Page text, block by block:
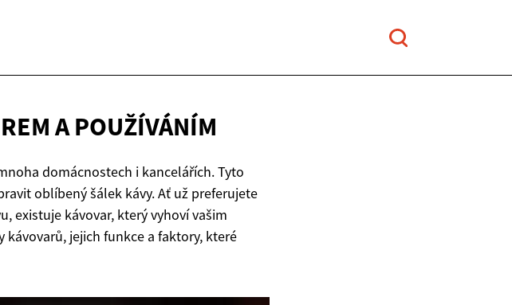
A POUŽÍVÁNÍM
domácnostech i kancelářích. Tyto
oblíbený šálek kávy. Ať už preferujete
existuje kávovar, který vyhoví vašim
jejich funkce a faktory, které